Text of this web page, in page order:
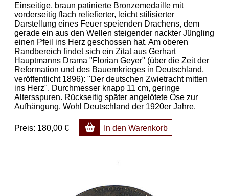
Einseitige, braun patinierte Bronzemedaille mit
vorderseitig flach reliefierter, leicht stilisierter
Darstellung eines Feuer speienden Drachens, dem
gerade ein aus den Wellen steigender nackter Jüngling
einen Pfeil ins Herz geschossen hat. Am oberen
Randbereich findet sich ein Zitat aus Gerhart
Hauptmanns Drama "Florian Geyer" (über die Zeit der
Reformation und des Bauernkrieges in Deutschland,
veröffentlicht 1896): "Der deutschen Zwietracht mitten
ins Herz". Durchmesser knapp 11 cm, geringe
Altersspuren. Rückseitig später angelötete Öse zur
Aufhängung. Wohl Deutschland der 1920er Jahre.
Preis: 180,00 € In den Warenkorb